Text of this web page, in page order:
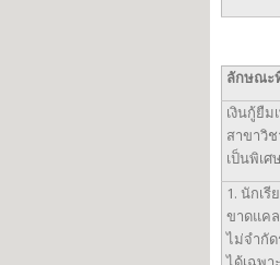
ลักษณะ
เงินกู้ยื
สาขาวิ
เป็นพิเศษ
1. นักเ
ขาดแค
ไม่จำกั